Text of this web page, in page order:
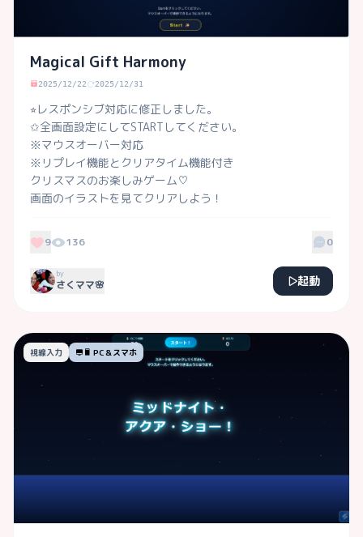
Magical Gift Harmony
2025/12/22 2025/12/31
⭐︎レスポンシブ対応に修正しました。
✩全画面設定にしてSTARTしてください。
※マウスオーバー対応
※リプレイ機能とクリアタイム機能付き
クリスマスのお楽しみゲーム♡
画面のイラストを見てクリアしよう！
9 136 0
by
さくママ🌸 起動
視線入力 PC＆スマホ